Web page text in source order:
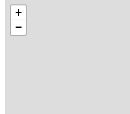
+
−